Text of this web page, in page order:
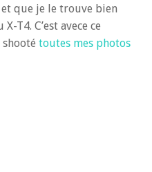
que je le trouve bien
T4. C’est avece ce
toutes mes photos